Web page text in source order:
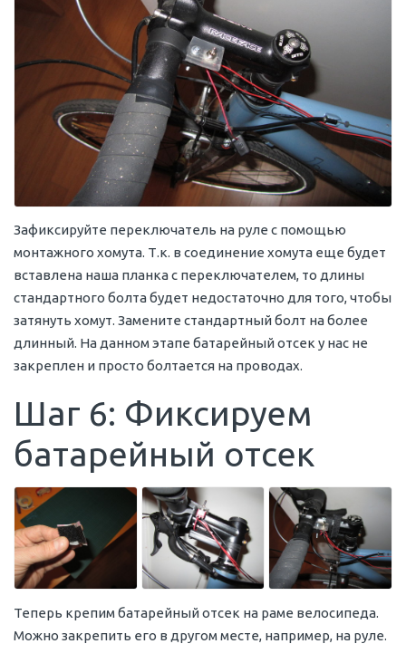
Зафиксируйте переключатель на руле с помощью
монтажного хомута. Т.к. в соединение хомута еще будет
вставлена наша планка с переключателем, то длины
стандартного болта будет недостаточно для того, чтобы
затянуть хомут. Замените стандартный болт на более
длинный. На данном этапе батарейный отсек у нас не
закреплен и просто болтается на проводах.
Шаг 6: Фиксируем
батарейный отсек
Теперь крепим батарейный отсек на раме велосипеда.
Можно закрепить его в другом месте, например, на руле.